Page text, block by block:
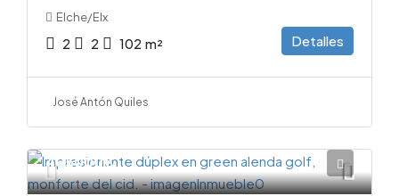
Elche/Elx
2 2 102 m² Detalles
José Antón Quiles
405000€